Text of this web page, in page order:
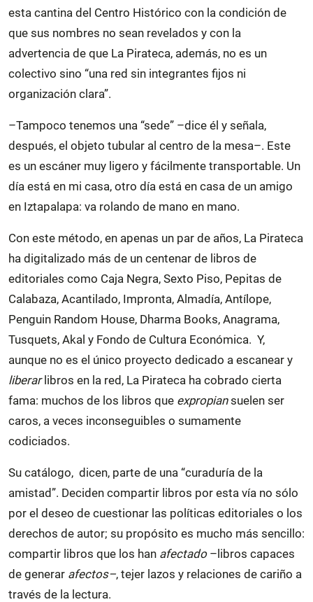
esta cantina del Centro Histórico con la condición de
que sus nombres no sean revelados y con la
advertencia de que La Pirateca, además, no es un
colectivo sino “una red sin integrantes fijos ni
organización clara”.
–Tampoco tenemos una “sede” –dice él y señala,
después, el objeto tubular al centro de la mesa–. Este
es un escáner muy ligero y fácilmente transportable. Un
día está en mi casa, otro día está en casa de un amigo
en Iztapalapa: va rolando de mano en mano.
Con este método, en apenas un par de años, La Pirateca
ha digitalizado más de un centenar de libros de
editoriales como Caja Negra, Sexto Piso, Pepitas de
Calabaza, Acantilado, Impronta, Almadía, Antílope,
Penguin Random House, Dharma Books, Anagrama,
Tusquets, Akal y Fondo de Cultura Económica. Y,
aunque no es el único proyecto dedicado a escanear y
liberarlibros en la red, La Pirateca ha cobrado cierta
fama: muchos de los libros que expropiansuelen ser
caros, a veces inconseguibles o sumamente
codiciados.
Su catálogo, dicen, parte de una “curaduría de la
amistad”. Deciden compartir libros por esta vía no sólo
por el deseo de cuestionar las políticas editoriales o los
derechos de autor; su propósito es mucho más sencillo:
compartir libros que los han afectado–libros capaces
de generar afectos–, tejer lazos y relaciones de cariño a
través de la lectura.